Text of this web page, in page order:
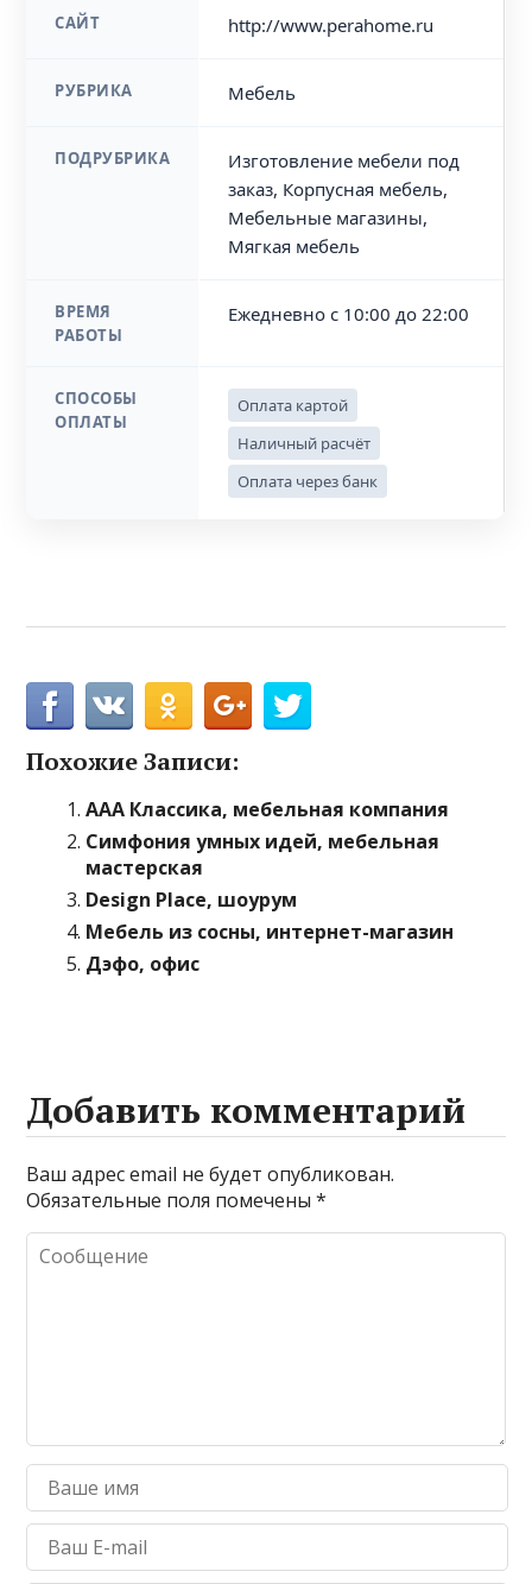
САЙТ http://www.perahome.ru
РУБРИКА Мебель
ПОДРУБРИКА
Изготовление мебели под
заказ, Корпусная мебель,
Мебельные магазины,
Мягкая мебель
ВРЕМЯ
РАБОТЫ
Ежедневно с 10:00 до 22:00
СПОСОБЫ
ОПЛАТЫ
Оплата картой
Наличный расчёт
Оплата через банк
Похожие Записи:
ААА Классика, мебельная компания
Симфония умных идей, мебельная
мастерская
Design Place, шоурум
Мебель из сосны, интернет-магазин
Дэфо, офис
Добавить комментарий
Ваш адрес email не будет опубликован.
Обязательные поля помечены*